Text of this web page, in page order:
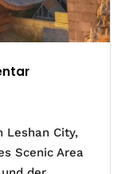
Leshan City,
Scenic Area